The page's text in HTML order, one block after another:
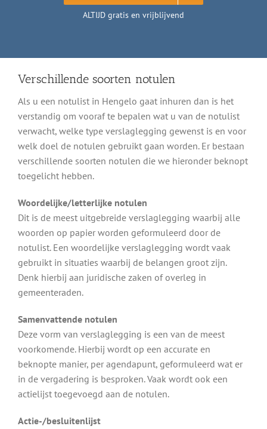
ALTIJD gratis en vrijblijvend
Verschillende soorten notulen
Als u een notulist in Hengelo gaat inhuren dan is het
verstandig om vooraf te bepalen wat u van de notulist
verwacht, welke type verslaglegging gewenst is en voor
welk doel de notulen gebruikt gaan worden. Er bestaan
verschillende soorten notulen die we hieronder beknopt
toegelicht hebben.
Woordelijke/letterlijke notulen
Dit is de meest uitgebreide verslaglegging waarbij alle
woorden op papier worden geformuleerd door de
notulist. Een woordelijke verslaglegging wordt vaak
gebruikt in situaties waarbij de belangen groot zijn.
Denk hierbij aan juridische zaken of overleg in
gemeenteraden.
Samenvattende notulen
Deze vorm van verslaglegging is een van de meest
voorkomende. Hierbij wordt op een accurate en
beknopte manier, per agendapunt, geformuleerd wat er
in de vergadering is besproken. Vaak wordt ook een
actielijst toegevoegd aan de notulen.
Actie-/besluitenlijst